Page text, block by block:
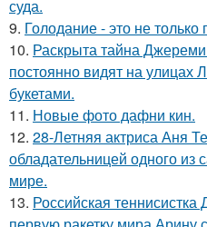
суда.
9. Голодание - это не только
10. Раскрыта тайна
постоянно видят на улицах
букетами.
11. Новые фото дафни кин.
12. 28-Летняя актриса Аня
обладательницей одного
мире.
13. Российская